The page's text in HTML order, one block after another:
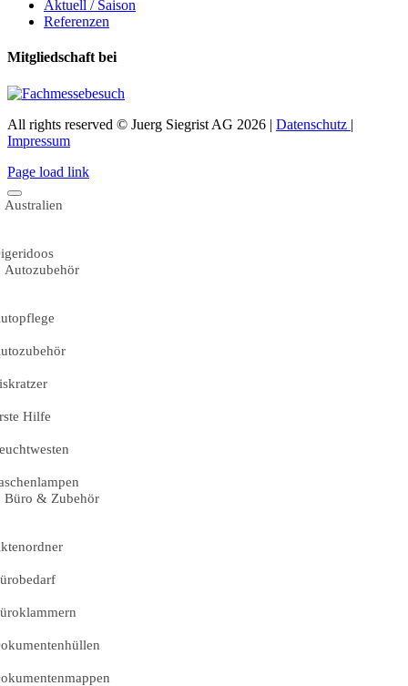
Aktuell / Saison
Referenzen
Mitgliedschaft bei
All rights reserved © Juerg Siegrist AG 2026 | Datenschutz |
Impressum
Page load link
Australien
Autozubehör
Hilfe
Büro & Zubehör